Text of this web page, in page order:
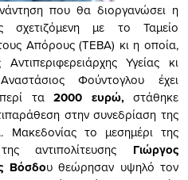
που θα διοργανώσει η
σχετιζόμενη με το Ταμείο
Απόρους (ΤΕΒΑ) κι η οποία,
Υγείας κι
Φούντογλου έχει
τα 2000 ευρώ,στάθηκε
στην συνεδρίαση της
Μακεδονίας το μεσημέρι της
αντιπολίτευσης Γιώργος
Βόσδου θεώρησαν υψηλό τον